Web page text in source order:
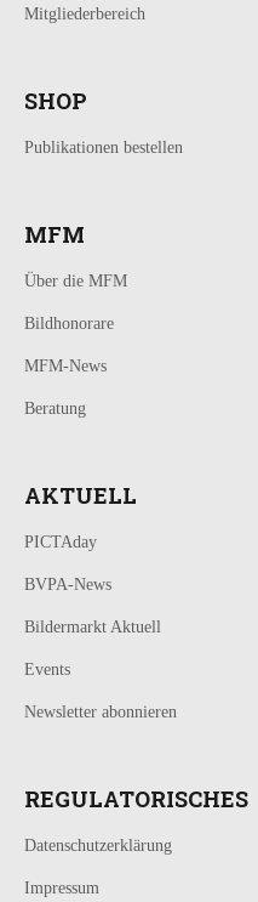
Mitgliederbereich
SHOP
Publikationen bestellen
MFM
Über die MFM
Bildhonorare
MFM-News
Beratung
AKTUELL
PICTAday
BVPA-News
Bildermarkt Aktuell
Events
Newsletter abonnieren
REGULATORISCHES
Datenschutzerklärung
Impressum